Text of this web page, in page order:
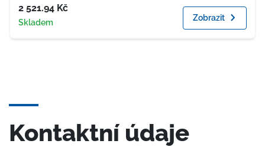
Cena
2 521.94 Kč
Dostupnost
Skladem Zobrazit
Kontaktní údaje